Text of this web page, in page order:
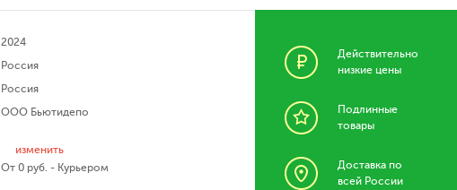
2024
Россия
Россия
ООО Бьютидепо
изменить
От 0 руб. - Курьером
Действительно
низкие цены
Подлинные
товары
Доставка по
всей России